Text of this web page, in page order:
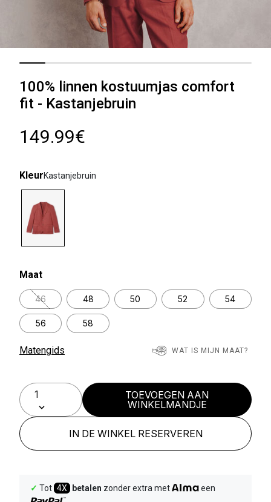
100% linnen kostuumjas comfort
fit - Kastanjebruin
149.99€
KleurKastanjebruin
Maat
46 48 50 52 54
56 58
Matengids WAT IS MIJN MAAT?
TOEVOEGEN AAN
WINKELMANDJE
IN DE WINKEL RESERVEREN
✓ Tot 4X betalen zonder extra met een